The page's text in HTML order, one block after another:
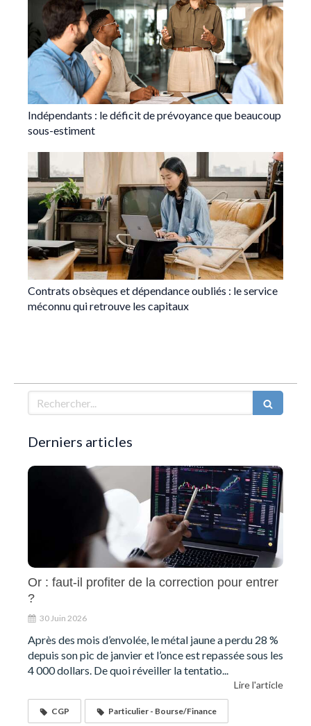
Indépendants : le déficit de prévoyance que beaucoup
sous-estiment
Contrats obsèques et dépendance oubliés : le service
méconnu qui retrouve les capitaux
Rechercher
Derniers articles
Or : faut-il profiter de la correction pour entrer
?
30 Juin 2026
Après des mois d’envolée, le métal jaune a perdu 28 %
depuis son pic de janvier et l’once est repassée sous les
4 000 dollars. De quoi réveiller la tentatio...
Lire l'article
CGP Particulier - Bourse/Finance